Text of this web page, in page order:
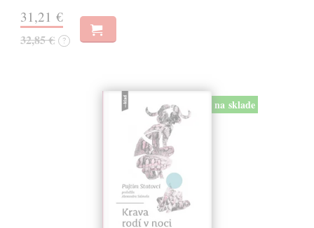
31,21 €
32,85 € ?
na sklade